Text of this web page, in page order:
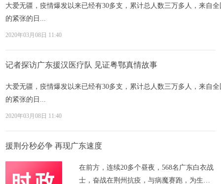
大爱无疆，疫情爆发以来已经有30多支，累计总人数三万多人，来自
的紧张的日...
2020年03月08日 11:40
记者探访广东援汉医疗队 见证粤鄂真情故事
大爱无疆，疫情爆发以来已经有30多支，累计总人数三万多人，来自
的紧张的日...
2020年03月08日 11:40
援荆分秒必争 再现广东速度
在前方，连续20多个昼夜，568名广东白衣战
士，奋战在荆州抗疫，与病魔赛跑，为生命